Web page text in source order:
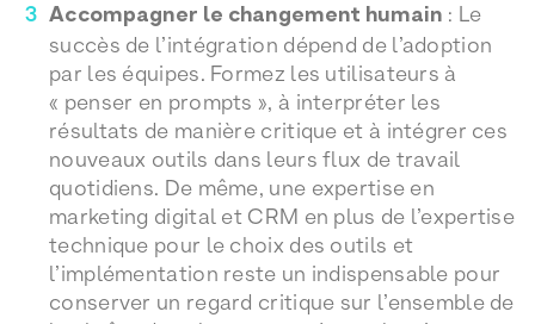
Accompagner le changement humain : Le
succès de l’intégration dépend de l’adoption
par les équipes. Formez les utilisateurs à
« penser en prompts », à interpréter les
résultats de manière critique et à intégrer ces
nouveaux outils dans leurs flux de travail
quotidiens. De même, une expertise en
marketing digital et CRM en plus de l’expertise
technique pour le choix des outils et
l’implémentation reste un indispensable pour
conserver un regard critique sur l’ensemble de